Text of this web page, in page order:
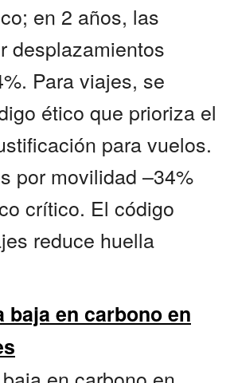
en 2 años, las
desplazamientos
Para viajes, se
ético que prioriza el
para vuelos.
por movilidad –34%
crítico. El código
reduce huella
baja en carbono en